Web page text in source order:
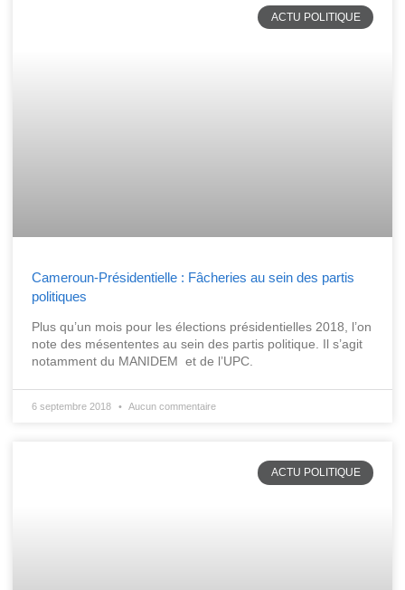
ACTU POLITIQUE
Cameroun-Présidentielle : Fâcheries au sein des partis
politiques
Plus qu’un mois pour les élections présidentielles 2018, l’on
note des mésententes au sein des partis politique. Il s’agit
notamment du MANIDEM et de l’UPC.
6 septembre 2018 Aucun commentaire
ACTU POLITIQUE